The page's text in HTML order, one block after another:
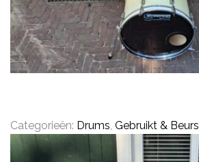
Categorieën: Drums, Gebruikt & Beurs